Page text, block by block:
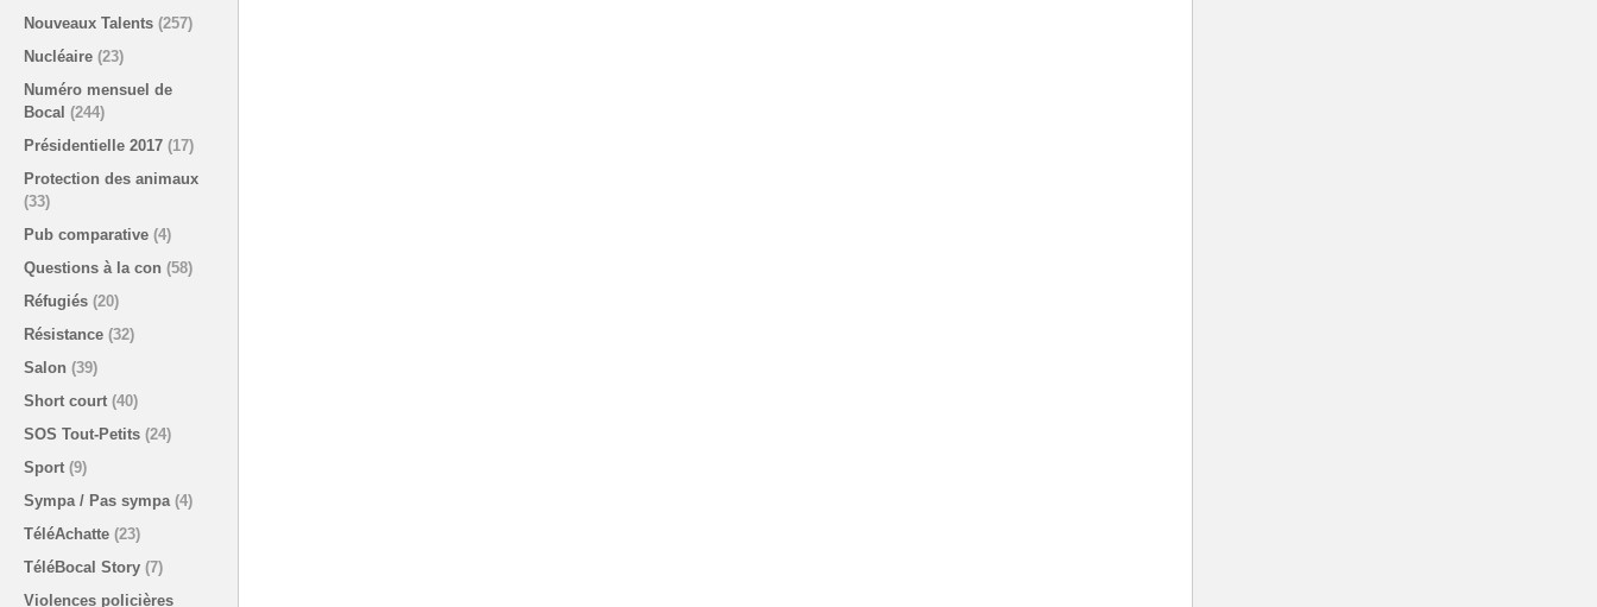
Nouveaux Talents (257)
Nucléaire (23)
Numéro mensuel de
Bocal (244)
Présidentielle 2017 (17)
Protection des animaux
(33)
Pub comparative (4)
Questions à la con (58)
Réfugiés (20)
Résistance (32)
Salon (39)
Short court (40)
SOS Tout-Petits (24)
Sport (9)
Sympa / Pas sympa (4)
TéléAchatte (23)
TéléBocal Story (7)
Violences policières